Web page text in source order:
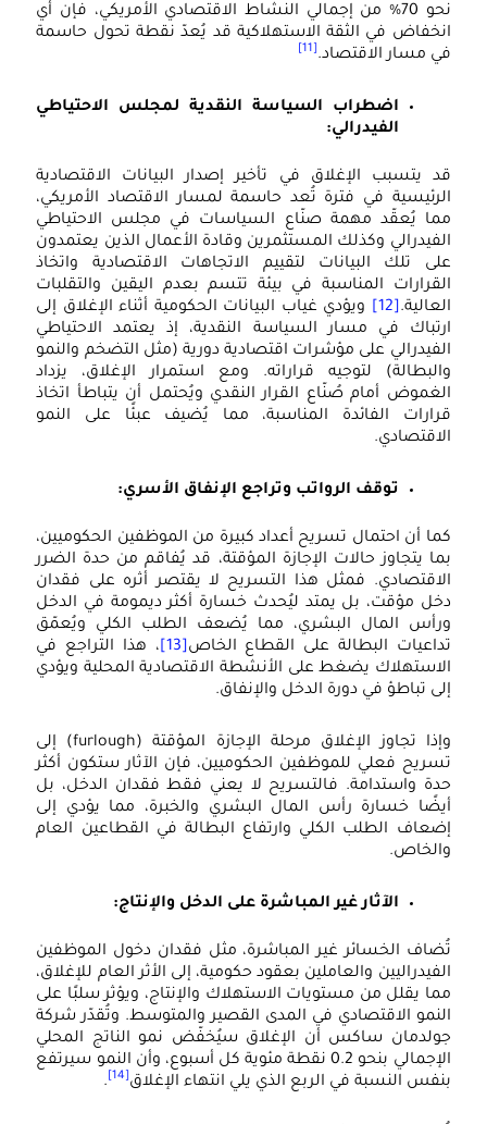
نحو 70% من إجمالي النشاط الاقتصادي الأمريكي، فإن أي
في الثقة الاستهلاكية قد يُعدّ نقطة تحول حاسمة
مسار الاقتصاد.[11]
اضطراب السياسة النقدية لمجلس الاحتياطي
الفيدرالي:
يتسبب الإغلاق في تأخير إصدار البيانات الاقتصادية
في فترة تُعد حاسمة لمسار الاقتصاد الأمريكي،
يُعقّد مهمة صنّاع السياسات في مجلس الاحتياطي
وكذلك المستثمرين وقادة الأعمال الذين يعتمدون
تلك البيانات لتقييم الاتجاهات الاقتصادية واتخاذ
المناسبة في بيئة تتسم بعدم اليقين والتقلبات
[12]
ويؤدي غياب البيانات الحكومية أثناء الإغلاق إلى
في مسار السياسة النقدية، إذ يعتمد الاحتياطي
على مؤشرات اقتصادية دورية (مثل التضخم والنمو
لتوجيه قراراته. ومع استمرار الإغلاق، يزداد
أمام صُنّاع القرار النقدي ويُحتمل أن يتباطأ اتخاذ
الفائدة المناسبة، مما يُضيف عبئًا على النمو
توقف الرواتب وتراجع الإنفاق الأسري:
أن احتمال تسريح أعداد كبيرة من الموظفين الحكوميين،
يتجاوز حالات الإجازة المؤقتة، قد يُفاقم من حدة الضرر
فمثل هذا التسريح لا يقتصر أثره على فقدان
مؤقت، بل يمتد ليُحدث خسارة أكثر ديمومة في الدخل
المال البشري، مما يُضعف الطلب الكلي ويُعمّق
البطالة على القطاع الخاص[13]
، هذا التراجع في
يضغط على الأنشطة الاقتصادية المحلية ويؤدي
تباطؤ في دورة الدخل والإنفاق.
وإذا تجاوز الإغلاق مرحلة الإجازة المؤقتة (furlough) إلى
فعلي للموظفين الحكوميين، فإن الآثار ستكون أكثر
واستدامة. فالتسريح لا يعني فقط فقدان الدخل، بل
خسارة رأس المال البشري والخبرة، مما يؤدي إلى
الطلب الكلي وارتفاع البطالة في القطاعين العام
الآثار غير المباشرة على الدخل والإنتاج:
الخسائر غير المباشرة، مثل فقدان دخول الموظفين
والعاملين بعقود حكومية، إلى الأثر العام للإغلاق،
يقلل من مستويات الاستهلاك والإنتاج، ويؤثر سلبًا على
الاقتصادي في المدى القصير والمتوسط. وتُقدّر شركة
ساكس أن الإغلاق سيُخفّض نمو الناتج المحلي
الإجمالي بنحو 0.2 نقطة مئوية كل أسبوع، وأن النمو سيرتفع
النسبة في الربع الذي يلي انتهاء الإغلاق[14]
.